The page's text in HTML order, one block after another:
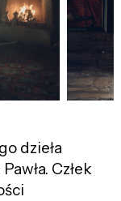
dzieła
Człek